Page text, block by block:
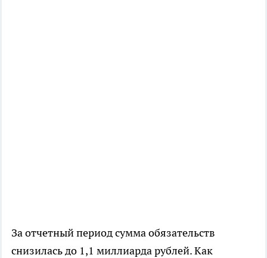
За отчетный период сумма обязательств
снизилась до 1,1 миллиарда рублей. Как